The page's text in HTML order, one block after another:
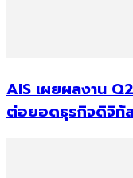
AIS เผยผลงาน
ต่อยอดธุรกิจดิจิทั